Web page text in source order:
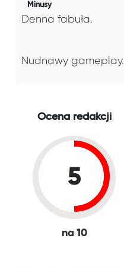
Ocena redakcji
5
na 10
Minusy
Denna fabuła.
Nudnawy gameplay.